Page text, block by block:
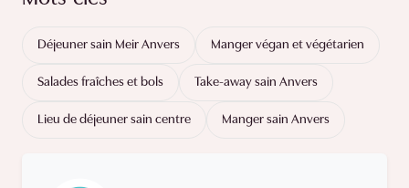
Déjeuner sain Meir Anvers Manger végan et végétarien
Salades fraîches et bols Take-away sain Anvers
Lieu de déjeuner sain centre Manger sain Anvers